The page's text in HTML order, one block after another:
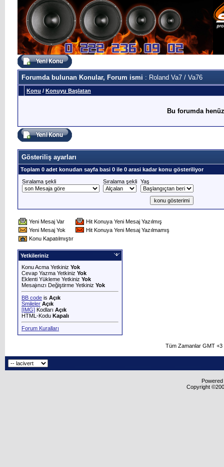
Forumda bulunan Konular, Forum ismi : Roland Va7 / Va76
Konu / Konuyu Başlatan
Bu forumda
Gösteriliş ayarları
Toplam 0 adet konudan sayfa basi 0 ile 0 arasi kadar konu gösteriliyor
Sıralama şekli
Sıralama şekli Yaş
Yeni Mesaj Var
Hit Konuya Yeni Mesaj Yazılmış
Yeni Mesaj Yok
Hit Konuya Yeni Mesaj Yazılmamış
Konu Kapatılmıştır
Yetkileriniz
Konu Acma Yetkiniz Yok
Cevap Yazma Yetkiniz Yok
Eklenti Yükleme Yetkiniz Yok
Mesajınızı Değiştirme Yetkiniz Yok
BB code is Açık
Smileler Açık
[IMG] Kodları Açık
HTML-Kodu Kapalı
Forum Kuralları
Tüm Zamanlar GMT
Copyright